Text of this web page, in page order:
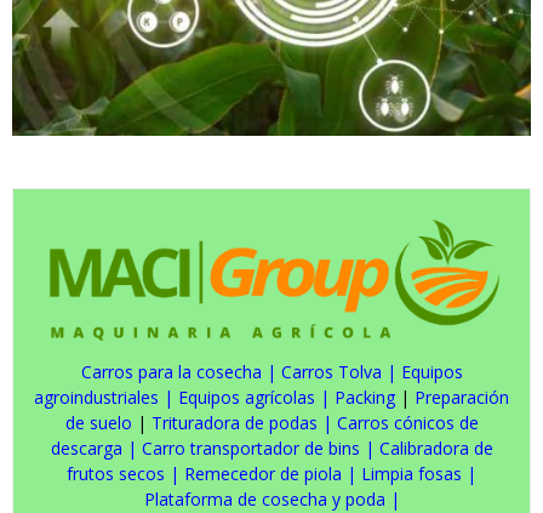
Carros para la cosecha | Carros Tolva | Equipos
agroindustriales | Equipos agrícolas | Packing | Preparación
de suelo | Trituradora de podas | Carros cónicos de
descarga | Carro transportador de bins | Calibradora de
frutos secos | Remecedor de piola | Limpia fosas |
Plataforma de cosecha y poda |